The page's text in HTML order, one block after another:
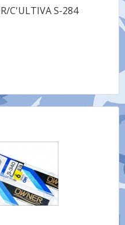
C'ULTIVA S-284